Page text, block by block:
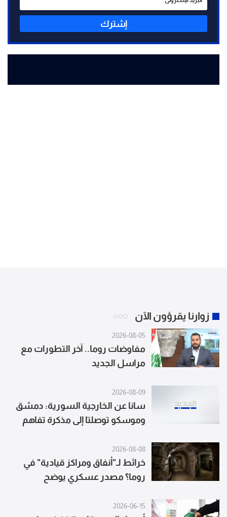
إشترك
زوارنا يقرؤون الآن
2026-08-05
مفاوضات روما.. آخر التطورات مع
مراسل الجديد
2026-08-09
سانا عن الخارجية السورية: دمشق
وموسكو توصلتا إلى مذكرة تفاهم
في طرطوس وحميميم
2026-08-08
خرائط لـ"أنفاق ومراكز قيادية" في
روما؟ مصدر عسكري يوضح
2026-06-15